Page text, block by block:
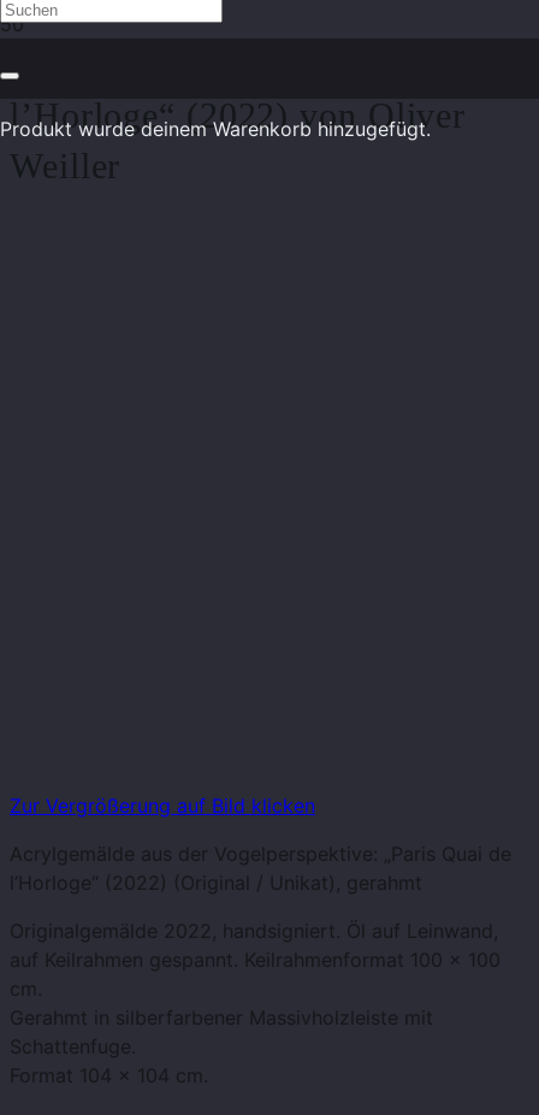
Produktwurde deinem Warenkorb hinzugefügt.
Acrylmalerei „Paris Quai de
l’Horloge“ (2022) von Oliver
Weiller
Zur Vergrößerung auf Bild klicken
Acrylgemälde aus der Vogelperspektive: „Paris Quai de
l’Horloge“ (2022) (Original / Unikat), gerahmt
Originalgemälde 2022, handsigniert. Öl auf Leinwand,
auf Keilrahmen gespannt. Keilrahmenformat 100 x 100
cm.
Gerahmt in silberfarbener Massivholzleiste mit
Schattenfuge.
Format 104 x 104 cm.